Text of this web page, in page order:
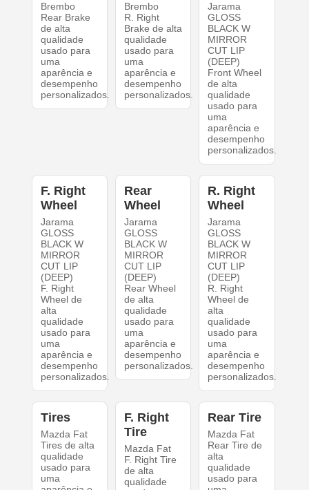
Brembo
Rear Brake
de alta
qualidade
usado para
uma
aparência e
desempenho
personalizados.
Brembo
R. Right
Brake de alta
qualidade
usado para
uma
aparência e
desempenho
personalizados.
Jarama
GLOSS
BLACK W
MIRROR
CUT LIP
(DEEP)
Front Wheel
de alta
qualidade
usado para
uma
aparência e
desempenho
personalizados.
F. Right
Wheel
Jarama
GLOSS
BLACK W
MIRROR
CUT LIP
(DEEP)
F. Right
Wheel de
alta
qualidade
usado para
uma
aparência e
desempenho
personalizados.
Rear
Wheel
Jarama
GLOSS
BLACK W
MIRROR
CUT LIP
(DEEP)
Rear Wheel
de alta
qualidade
usado para
uma
aparência e
desempenho
personalizados.
R. Right
Wheel
Jarama
GLOSS
BLACK W
MIRROR
CUT LIP
(DEEP)
R. Right
Wheel de
alta
qualidade
usado para
uma
aparência e
desempenho
personalizados.
Tires
Mazda Fat
Tires de alta
qualidade
usado para
uma
F. Right
Tire
Mazda Fat
F. Right Tire
de alta
qualidade
Rear Tire
Mazda Fat
Rear Tire de
alta
qualidade
usado para